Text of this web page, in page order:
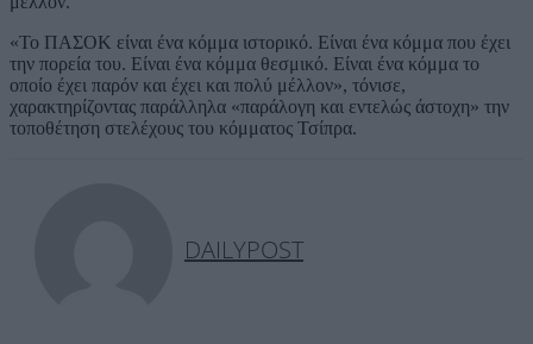
«Το ΠΑΣΟΚ είναι ένα κόμμα ιστορικό. Είναι ένα κόμμα που έχει
την πορεία του. Είναι ένα κόμμα θεσμικό. Είναι ένα κόμμα το
οποίο έχει παρόν και έχει και πολύ μέλλον», τόνισε,
χαρακτηρίζοντας παράλληλα «παράλογη και εντελώς άστοχη» την
τοποθέτηση στελέχους του κόμματος Τσίπρα.
DAILYPOST